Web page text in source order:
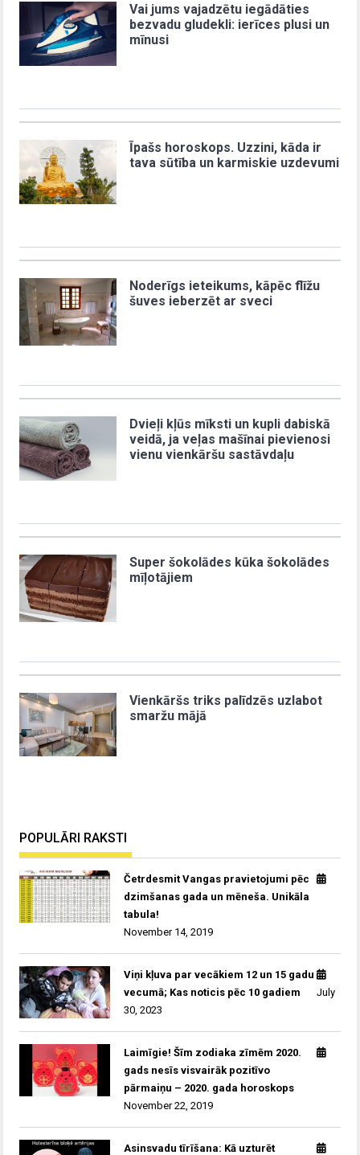
Vai jums vajadzētu iegādāties
bezvadu gludekli: ierīces plusi un
mīnusi
Īpašs horoskops. Uzzini, kāda ir
tava sūtība un karmiskie uzdevumi
Noderīgs ieteikums, kāpēc flīžu
šuves ieberzēt ar sveci
Dvieļi kļūs mīksti un kupli dabiskā
veidā, ja veļas mašīnai pievienosi
vienu vienkāršu sastāvdaļu
Super šokolādes kūka šokolādes
mīļotājiem
Vienkāršs triks palīdzēs uzlabot
smaržu mājā
POPULĀRI RAKSTI
Četrdesmit Vangas pravietojumi pēc
dzimšanas gada un mēneša. Unikāla
tabula!
November 14, 2019
Viņi kļuva par vecākiem 12 un 15 gadu
vecumā; Kas noticis pēc 10 gadiem
July
30, 2023
Laimīgie! Šīm zodiaka zīmēm 2020.
gads nesīs visvairāk pozitīvo
pārmaiņu – 2020. gada horoskops
November 22, 2019
Asinsvadu tīrīšana: Kā uzturēt